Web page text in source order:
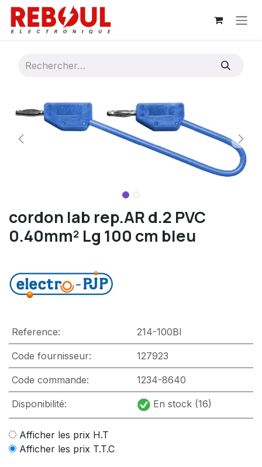
Se rendre au contenu
cordon lab rep.AR d.2 PVC
0.40mm² Lg 100 cm bleu
Reference: 214-100Bl
Code fournisseur: 127923
Code commande: 1234-8640
Disponibilité: En stock (16)
Afficher les prix H.T
Afficher les prix T.T.C